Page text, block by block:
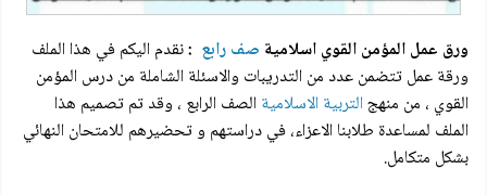
ورق عمل المؤمن القوي اسلامية صف رابع :نقدم اليكم في هذا الملف
ورقة عمل تتضمن عدد من التدريبات والاسئلة الشاملة من درس المؤمن
القوي ، من منهجالتربية الاسلامية الصف الرابع ، وقد تم تصميم هذا
الملف لمساعدة طلابنا الاعزاء، في دراستهم و تحضيرهم للامتحان النهائي
بشكل متكامل.